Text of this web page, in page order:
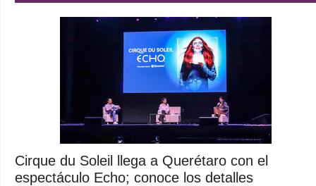
Cirque du Soleil llega a Querétaro con el
espectáculo Echo; conoce los detalles